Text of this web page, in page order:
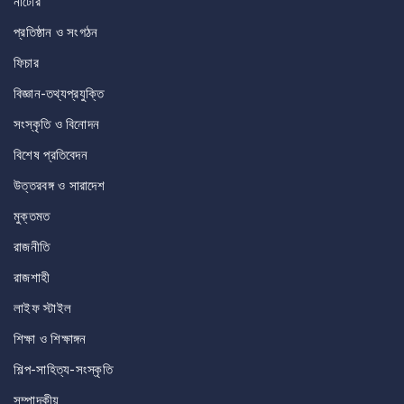
প্রতিষ্ঠান ও সংগঠন
ফিচার
বিজ্ঞান-তথ্যপ্রযুক্তি
সংস্কৃতি ও বিনোদন
বিশেষ প্রতিবেদন
উত্তরবঙ্গ ও সারাদেশ
মুক্তমত
রাজনীতি
রাজশাহী
লাইফ স্টাইল
শিক্ষা ও শিক্ষাঙ্গন
শিল্প-সাহিত্য-সংস্কৃতি
সম্পাদকীয়